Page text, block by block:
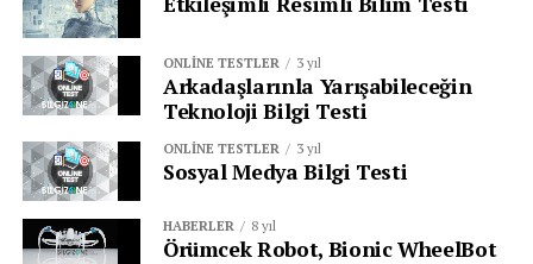
ONLINE TESTLER 3 yıl
Arkadaşlarınla Yarışabileceğin
Teknoloji Bilgi Testi
ONLINE TESTLER 3 yıl
Sosyal Medya Bilgi Testi
HABERLER 8 yıl
Örümcek Robot, Bionic WheelBot